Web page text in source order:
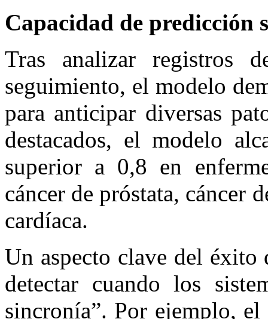
Capacidad de predicción
Tras analizar registros
seguimiento, el modelo
para anticipar diversas
destacados, el modelo
superior a 0,8 en
cáncer de próstata, cáncer
cardíaca.
Un aspecto clave del éxito
detectar cuando los
sincronía”. Por ejemplo,